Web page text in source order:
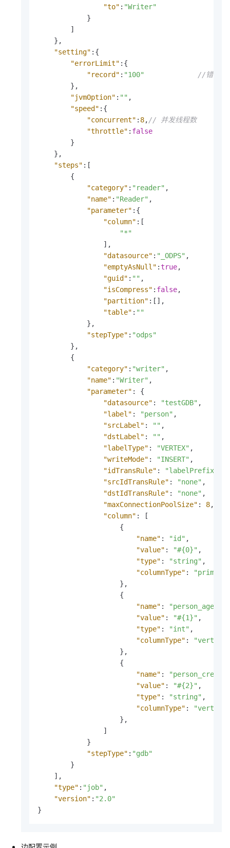
"to" : "Writer"
}
]
} ,
"setting" : {
"errorLimit" : {
"record" : "100"
//错误记
} ,
"jvmOption" : "" ,
"speed" : {
"concurrent" : 8, // 并发线程数
"throttle" : false
}
} ,
"steps" : [
{
"category" : "reader" ,
"name" : "Reader" ,
"parameter" : {
"column" : [
"*"
] ,
"datasource" : "_ODPS" ,
"emptyAsNull" :true,
"guid" : "" ,
"isCompress" : false,
"partition" : [ ] ,
"table" : ""
} ,
"stepType" : "odps"
} ,
{
"category" : "writer" ,
"name" : "Writer" ,
"parameter" :
{
"datasource" : "testGDB" ,
"label" : "person" ,
"srcLabel" : "" ,
"dstLabel" : "" ,
"labelType" : "VERTEX" ,
"writeMode" : "INSERT" ,
"idTransRule" : "labelPrefix"
"srcIdTransRule" : "none" ,
"dstIdTransRule" : "none" ,
"maxConnectionPoolSize" : 8,
"column" :
[
{
"name" : "id" ,
"value" : "#{0}" ,
"type" : "string" ,
"columnType" :
} ,
{
"name" : "person_age"
"value" : "#{1}" ,
"type" : "int" ,
"columnType" :
} ,
{
"name" :
"person_credit"
"value" : "#{2}" ,
"type" : "string" ,
"columnType" :
} ,
]
}
"stepType" : "gdb"
}
] ,
"type" : "job" ,
"version" : "2.0"
}